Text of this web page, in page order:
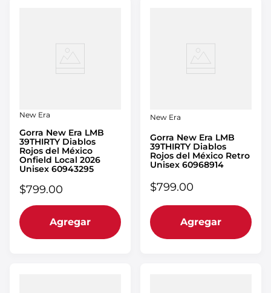
New Era
Gorra New Era LMB
39THIRTY Diablos
Rojos del México
Onfield Local 2026
Unisex 60943295
$799.00
Agregar
New Era
Gorra New Era LMB
39THIRTY Diablos
Rojos del México Retro
Unisex 60968914
$799.00
Agregar